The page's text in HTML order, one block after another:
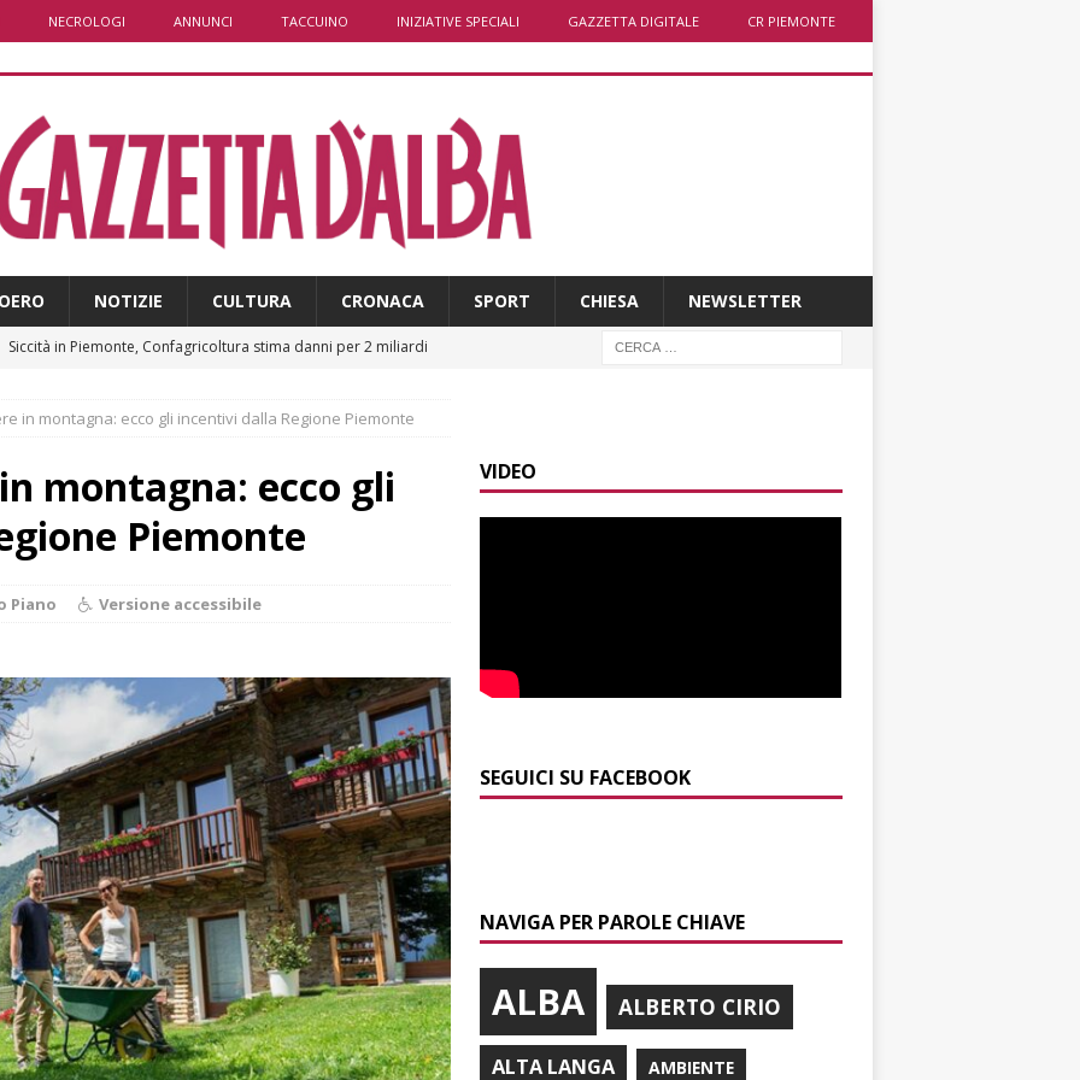
NECROLOGI ANNUNCI TACCUINO INIZIATIVE SPECIALI GAZZETTA DIGITALE CR PIEMONTE
NOTIZIE CULTURA CRONACA SPORT CHIESA NEWSLETTER
Siccità in Piemonte, Confagricoltura stima danni per 2 miliardi
Sanità Piemonte, Gribaudo: «I cittadini pagano l’inefficienza»
Serie D, il Bra nel Girone A: definito il cammino dei giallorossi
Piemonte punta sull’automotive con le Aree di Accelerazione
Emergenza incendi Piemonte: Azione propone due soluzioni a
Regione
È morto Francesco Guccini, aveva 86 anni. Il ricordo
ALBA
Clavesana, indagine su amministratori, professionisti e
falso, peculato e detenzione illecita di armi
CRONACA
Nidi comunali: coinvolti 77 Comuni piemontesi, dalla Regione
per ampliare gli orari dei servizi a parità di tariffa
BRA
in montagna: ecco gli incentivi dalla Regione Piemonte
montagna: ecco gli
Piemonte
Piano Versione accessibile
VIDEO
SEGUICI SU FACEBOOK
NAVIGA PER PAROLE CHIAVE
ALBA ALBERTO CIRIO
ALTA LANGA AMBIENTE